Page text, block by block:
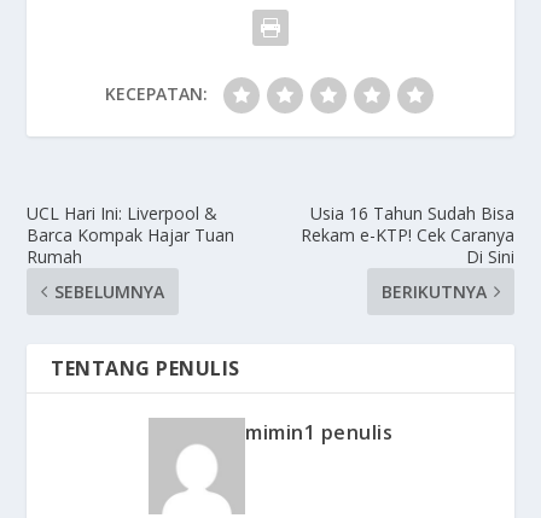
KECEPATAN:
UCL Hari Ini: Liverpool &
Barca Kompak Hajar Tuan
Rumah
SEBELUMNYA
Usia 16 Tahun Sudah Bisa
Rekam e-KTP! Cek Caranya
Di Sini
BERIKUTNYA
TENTANG PENULIS
mimin1 penulis